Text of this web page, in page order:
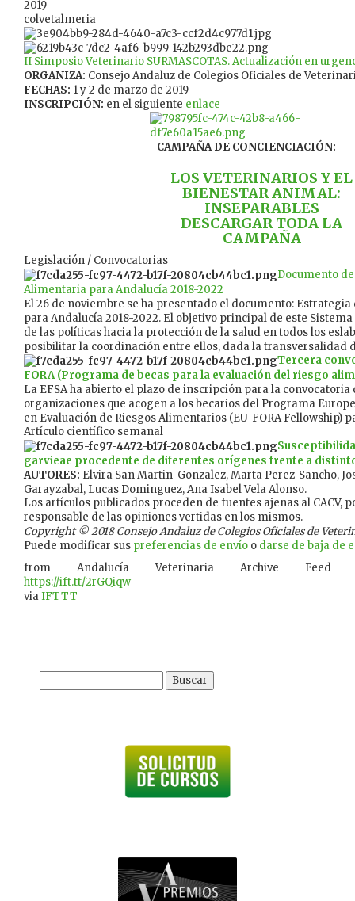
2019
colvetalmeria
II Simposio Veterinario SURMASCOTAS. Actualización en
ORGANIZA: Consejo Andaluz de Colegios Oficiales de
FECHAS: 1 y 2 de marzo de 2019
INSCRIPCIÓN: en el siguiente enlace
CAMPAÑA DE CONCIENCIACIÓN:
LOS VETERINARIOS Y EL
BIENESTAR ANIMAL:
INSEPARABLES
DESCARGAR TODA LA
CAMPAÑA
Legislación / Convocatorias
Documento
Alimentaria para Andalucía 2018-2022
El 26 de noviembre se ha presentado el documento:
para Andalucía 2018-2022. El objetivo principal de este
de las políticas hacia la protección de la salud en todos los
posibilitar la coordinación entre ellos, dada la transversalidad
Tercera
FORA (Programa de becas para la evaluación del riesgo
La EFSA ha abierto el plazo de inscripción para la
organizaciones que acogen a los becarios del Programa
en Evaluación de Riesgos Alimentarios (EU-FORA Fellowship)
Artículo científico semanal
garvieae procedente de diferentes orígenes frente a
AUTORES: Elvira San Martin-Gonzalez, Marta Perez-Sancho,
Garayzabal, Lucas Dominguez, Ana Isabel Vela Alonso.
Los artículos publicados proceden de fuentes ajenas al CACV,
responsable de las opiniones vertidas en los mismos.
Copyright © 2018 Consejo Andaluz de Colegios Oficiales de
Puede modificar sus preferencias de envío o darse de baja de
from Andalucía Veterinaria Archive Feed
https://ift.tt/2rGQiqw
viaIFTTT
Buscar: